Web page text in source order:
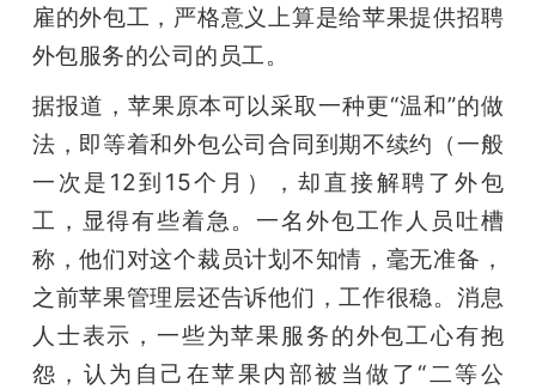
雇的外包工，严格意义上算是给苹果提供招聘
外包服务的公司的员工。
据报道，苹果原本可以采取一种更“温和”的做
法，即等着和外包公司合同到期不续约（一般
一次是12到15个月），却直接解聘了外包
工，显得有些着急。一名外包工作人员吐槽
称，他们对这个裁员计划不知情，毫无准备，
之前苹果管理层还告诉他们，工作很稳。消息
人士表示，一些为苹果服务的外包工心有抱
怨，认为自己在苹果内部被当做了“二等公